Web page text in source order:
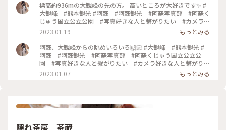
標高約936mの大観峰の先の方。 高いところが大好きです✨ #
大観峰 #熊本観光 #阿蘇 #阿蘇観光 #阿蘇写真部 #阿蘇く
じゅう国立公立公園 #写真好きな人と繋がりたい #カメラ好
きな人と繋がりたい #penのある生活 #オリンパスペン
#zuiko #olympuspen #my_aso #om写真投稿 #om風景写
真 #olympuspenep7 #マイクロフォーサーズ #伝えたい九
州 #有明フォトコン2022 #jalan_travel #visitjapanjp
#microfourthirds #Myことりっぷ
2023.01.19
もっとみる
阿蘇、大観峰からの眺めいろいろ🙌🏻 #大観峰 #熊本観光 #
阿蘇 #阿蘇観光 #阿蘇写真部 #阿蘇くじゅう国立公立公
園 #写真好きな人と繋がりたい #カメラ好きな人と繋がりた
い #penのある生活 #オリンパスペン #zuiko
#olympuspen #my_aso #om写真投稿 #om風景写真
2023.01.07 もっとみる
隠れ茶房 茶蔵